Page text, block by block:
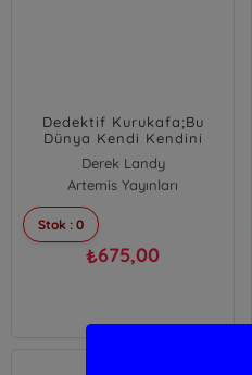
Dedektif Kurukafa;Bu
Dünya Kendi Kendini
Kurtarmayacak
Derek Landy
Artemis Yayınları
Stok : 0
₺675,00